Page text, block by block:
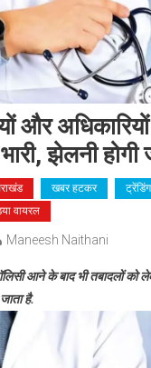
और अधिकारियों
झेलनी होगी
खबर हटकर
वायरल
Maneesh Naithani
आने के बाद भी तबादलों
है.